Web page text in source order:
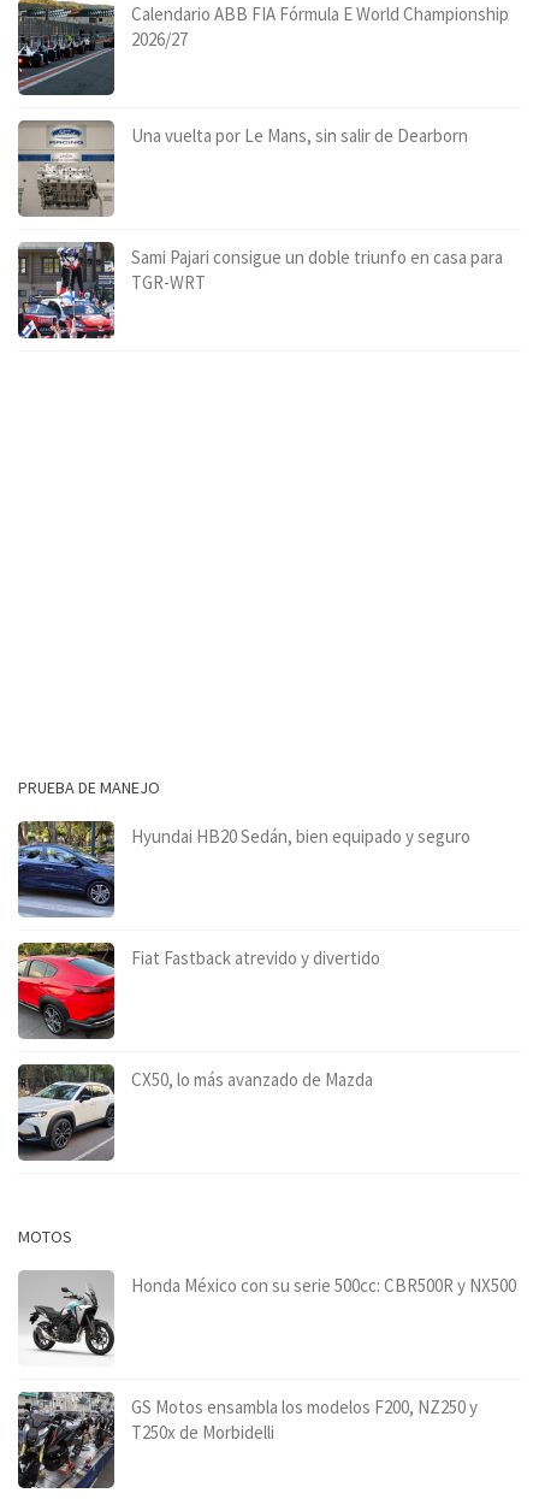
Calendario ABB FIA Fórmula E World Championship
2026/27
Una vuelta por Le Mans, sin salir de Dearborn
Sami Pajari consigue un doble triunfo en casa para
TGR-WRT
PRUEBA DE MANEJO
Hyundai HB20 Sedán, bien equipado y seguro
Fiat Fastback atrevido y divertido
CX50, lo más avanzado de Mazda
MOTOS
Honda México con su serie 500cc: CBR500R y NX500
GS Motos ensambla los modelos F200, NZ250 y
T250x de Morbidelli